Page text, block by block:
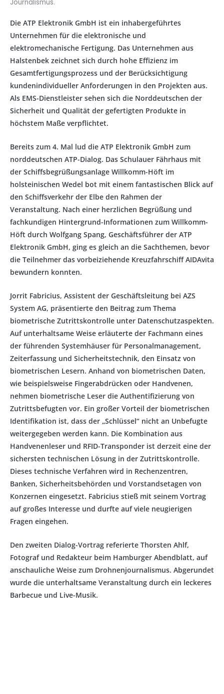
Journalismus.
Die ATP Elektronik GmbH ist ein inhabergeführtes
Unternehmen für die elektronische und
elektromechanische Fertigung. Das Unternehmen aus
Halstenbek zeichnet sich durch hohe Effizienz im
Gesamtfertigungsprozess und der Berücksichtigung
kundenindividueller Anforderungen in den Projekten aus.
Als EMS-Dienstleister sehen sich die Norddeutschen der
Sicherheit und Qualität der gefertigten Produkte in
höchstem Maße verpflichtet.
Bereits zum 4. Mal lud die ATP Elektronik GmbH zum
norddeutschen ATP-Dialog. Das Schulauer Fährhaus mit
der Schiffsbegrüßungsanlage Willkomm-Höft im
holsteinischen Wedel bot mit einem fantastischen Blick auf
den Schiffsverkehr der Elbe den Rahmen der
Veranstaltung. Nach einer herzlichen Begrüßung und
fachkundigen Hintergrund-Informationen zum Willkomm-
Höft durch Wolfgang Spang, Geschäftsführer der ATP
Elektronik GmbH, ging es gleich an die Sachthemen, bevor
die Teilnehmer das vorbeiziehende Kreuzfahrschiff AIDAvita
bewundern konnten.
Jorrit Fabricius, Assistent der Geschäftsleitung bei AZS
System AG, präsentierte den Beitrag zum Thema
biometrische Zutrittskontrolle unter Datenschutzaspekten.
Auf unterhaltsame Weise erläuterte der Fachmann eines
der führenden Systemhäuser für Personalmanagement,
Zeiterfassung und Sicherheitstechnik, den Einsatz von
biometrischen Lesern. Anhand von biometrischen Daten,
wie beispielsweise Fingerabdrücken oder Handvenen,
nehmen biometrische Leser die Authentifizierung von
Zutrittsbefugten vor. Ein großer Vorteil der biometrischen
Identifikation ist, dass der „Schlüssel“ nicht an Unbefugte
weitergegeben werden kann. Die Kombination aus
Handvenenleser und RFID-Transponder ist derzeit eine der
sichersten technischen Lösung in der Zutrittskontrolle.
Dieses technische Verfahren wird in Rechenzentren,
Banken, Sicherheitsbehörden und Vorstandsetagen von
Konzernen eingesetzt. Fabricius stieß mit seinem Vortrag
auf großes Interesse und durfte auf viele neugierigen
Fragen eingehen.
Den zweiten Dialog-Vortrag referierte Thorsten Ahlf,
Fotograf und Redakteur beim Hamburger Abendblatt, auf
anschauliche Weise zum Drohnenjournalismus. Abgerundet
wurde die unterhaltsame Veranstaltung durch ein leckeres
Barbecue und Live-Musik.